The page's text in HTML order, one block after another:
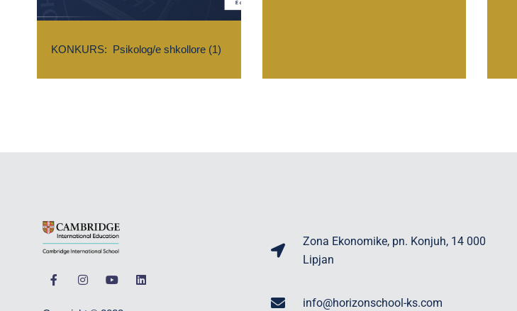
KONKURS: Psikolog/e shkollore (1)
Zona Ekonomike, pn. Konjuh, 14 000
Lipjan
info@horizonschool-ks.com